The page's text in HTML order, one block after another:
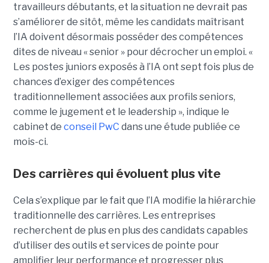
travailleurs débutants, et la situation ne devrait pas
s’améliorer de sitôt, même les candidats maîtrisant
l’IA doivent désormais posséder des compétences
dites de niveau « senior » pour décrocher un emploi. «
Les postes juniors exposés à l’IA ont sept fois plus de
chances d’exiger des compétences
traditionnellement associées aux profils seniors,
comme le jugement et le leadership », indique le
cabinet de conseil PwC dans une étude publiée ce
mois-ci.
Des carrières qui évoluent plus vite
Cela s’explique par le fait que l’IA modifie la hiérarchie
traditionnelle des carrières. Les entreprises
recherchent de plus en plus des candidats capables
d’utiliser des outils et services de pointe pour
amplifier leur performance et progresser plus